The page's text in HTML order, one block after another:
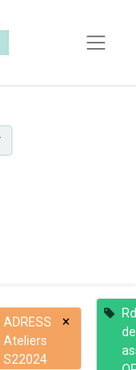
ADRESS
Ateliers
S22024
×